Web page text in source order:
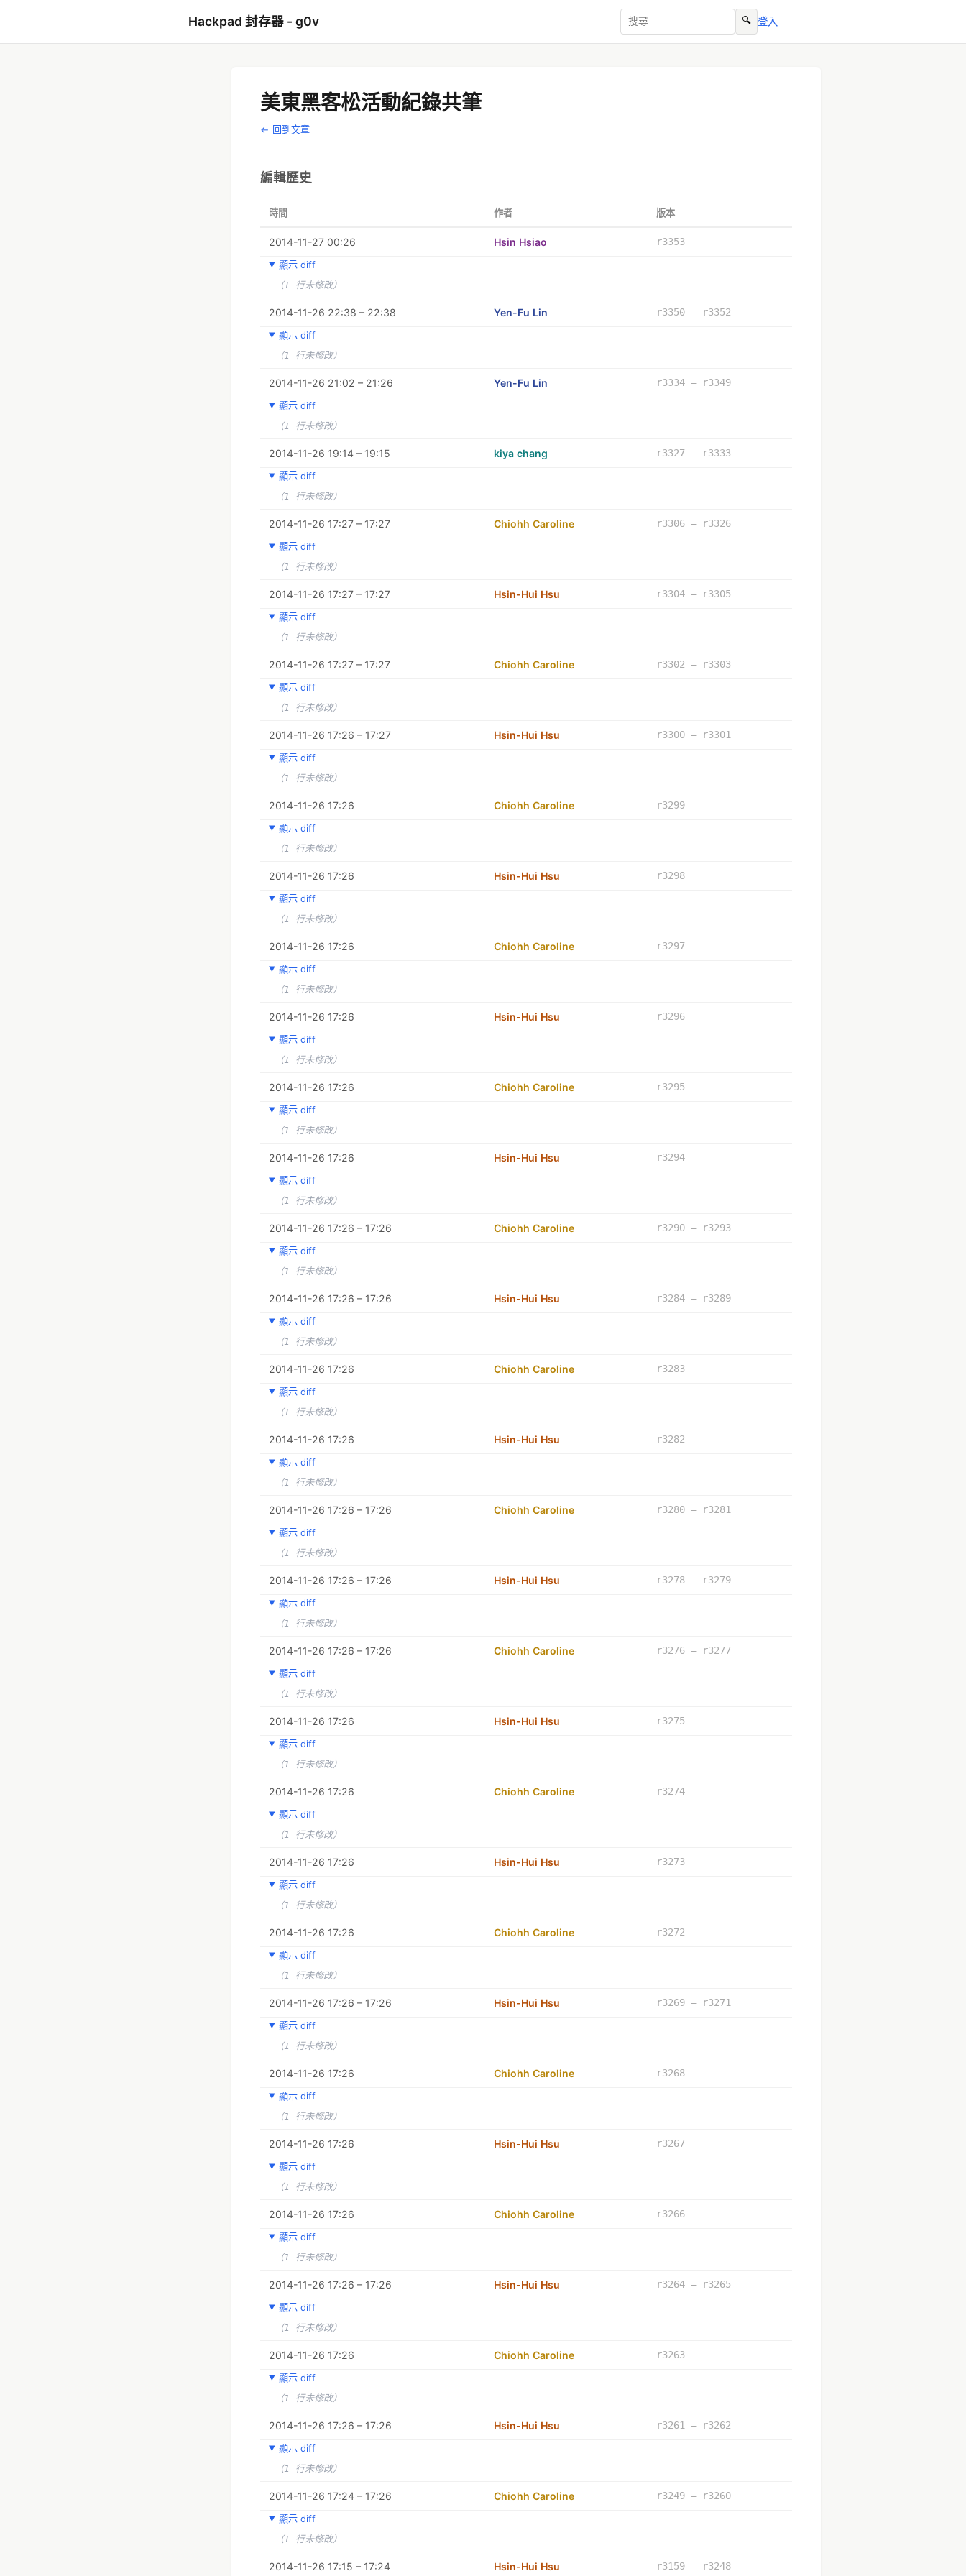
Hackpad 封存器 - g0v 🔍 登入
美東黑客松活動紀錄共筆
← 回到文章
編輯歷史
時間 作者 版本
2014-11-27 00:26 Hsin Hsiao
r3353
顯示 diff
（1 行未修改）
2014-11-26 22:38 – 22:38 Yen-Fu Lin
r3350 – r3352
顯示 diff
（1 行未修改）
2014-11-26 21:02 – 21:26 Yen-Fu Lin
r3334 – r3349
顯示 diff
（1 行未修改）
2014-11-26 19:14 – 19:15 kiya chang
r3327 – r3333
顯示 diff
（1 行未修改）
2014-11-26 17:27 – 17:27 Chiohh Caroline
r3306 – r3326
顯示 diff
（1 行未修改）
2014-11-26 17:27 – 17:27 Hsin-Hui Hsu
r3304 – r3305
顯示 diff
（1 行未修改）
2014-11-26 17:27 – 17:27 Chiohh Caroline
r3302 – r3303
顯示 diff
（1 行未修改）
2014-11-26 17:26 – 17:27 Hsin-Hui Hsu
r3300 – r3301
顯示 diff
（1 行未修改）
2014-11-26 17:26 Chiohh Caroline
r3299
顯示 diff
（1 行未修改）
2014-11-26 17:26 Hsin-Hui Hsu
r3298
顯示 diff
（1 行未修改）
2014-11-26 17:26 Chiohh Caroline
r3297
顯示 diff
（1 行未修改）
2014-11-26 17:26 Hsin-Hui Hsu
r3296
顯示 diff
（1 行未修改）
2014-11-26 17:26 Chiohh Caroline
r3295
顯示 diff
（1 行未修改）
2014-11-26 17:26 Hsin-Hui Hsu
r3294
顯示 diff
（1 行未修改）
2014-11-26 17:26 – 17:26 Chiohh Caroline
r3290 – r3293
顯示 diff
（1 行未修改）
2014-11-26 17:26 – 17:26 Hsin-Hui Hsu
r3284 – r3289
顯示 diff
（1 行未修改）
2014-11-26 17:26 Chiohh Caroline
r3283
顯示 diff
（1 行未修改）
2014-11-26 17:26 Hsin-Hui Hsu
r3282
顯示 diff
（1 行未修改）
2014-11-26 17:26 – 17:26 Chiohh Caroline
r3280 – r3281
顯示 diff
（1 行未修改）
2014-11-26 17:26 – 17:26 Hsin-Hui Hsu
r3278 – r3279
顯示 diff
（1 行未修改）
2014-11-26 17:26 – 17:26 Chiohh Caroline
r3276 – r3277
顯示 diff
（1 行未修改）
2014-11-26 17:26 Hsin-Hui Hsu
r3275
顯示 diff
（1 行未修改）
2014-11-26 17:26 Chiohh Caroline
r3274
顯示 diff
（1 行未修改）
2014-11-26 17:26 Hsin-Hui Hsu
r3273
顯示 diff
（1 行未修改）
2014-11-26 17:26 Chiohh Caroline
r3272
顯示 diff
（1 行未修改）
2014-11-26 17:26 – 17:26 Hsin-Hui Hsu
r3269 – r3271
顯示 diff
（1 行未修改）
2014-11-26 17:26 Chiohh Caroline
r3268
顯示 diff
（1 行未修改）
2014-11-26 17:26 Hsin-Hui Hsu
r3267
顯示 diff
（1 行未修改）
2014-11-26 17:26 Chiohh Caroline
r3266
顯示 diff
（1 行未修改）
2014-11-26 17:26 – 17:26 Hsin-Hui Hsu
r3264 – r3265
顯示 diff
（1 行未修改）
2014-11-26 17:26 Chiohh Caroline
r3263
顯示 diff
（1 行未修改）
2014-11-26 17:26 – 17:26 Hsin-Hui Hsu
r3261 – r3262
顯示 diff
（1 行未修改）
2014-11-26 17:24 – 17:26 Chiohh Caroline
r3249 – r3260
顯示 diff
（1 行未修改）
2014-11-26 17:15 – 17:24 Hsin-Hui Hsu r3159 – r3248